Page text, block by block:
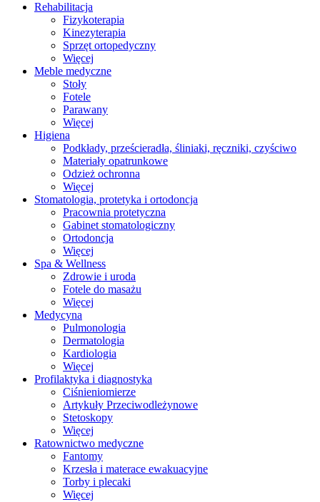
Rehabilitacja
Fizykoterapia
Kinezyterapia
Sprzęt ortopedyczny
Więcej
Meble medyczne
Stoły
Fotele
Parawany
Więcej
Higiena
Podkłady, prześcieradła, śliniaki, ręczniki, czyściwo
Materiały opatrunkowe
Odzież ochronna
Więcej
Stomatologia, protetyka i ortodoncja
Pracownia protetyczna
Gabinet stomatologiczny
Ortodoncja
Więcej
Spa & Wellness
Zdrowie i uroda
Fotele do masażu
Więcej
Medycyna
Pulmonologia
Dermatologia
Kardiologia
Więcej
Profilaktyka i diagnostyka
Ciśnieniomierze
Artykuły Przeciwodleżynowe
Stetoskopy
Więcej
Ratownictwo medyczne
Fantomy
Krzesła i materace ewakuacyjne
Torby i plecaki
Więcej